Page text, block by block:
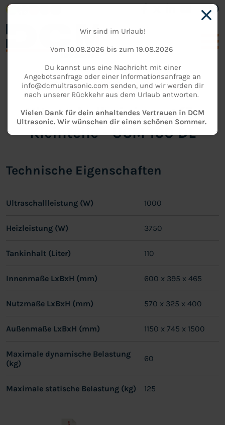
INDUSTRIELLE REINIGUNG-DL-SERIE
Ultraschallreinigung für
Kleinteile - UCM 100 DL
Technische Eigenschaften
Ultraschallleistung (W) 1000
Heizleistung (W) 3750
Tankinhalt (Liter) 110
Innenmaße LxBxH (mm) 600 x 395 x 465
Nutzmaße LxBxH (mm) 570 x 325 x 400
Außenmaße LxBxH (mm) 1150 x 745 x 1500
Maximale dynamische Belastung
(kg)
60
Maximale statische Belastung (kg) 125
Wir sind im Urlaub!
Vom 10.08.2026 bis zum 19.08.2026
Du kannst uns eine Nachricht mit einer
Angebotsanfrage oder einer Informationsanfrage an
info@dcmultrasonic.com senden, und wir werden dir
nach unserer Rückkehr aus dem Urlaub antworten.
Vielen Dank für dein anhaltendes Vertrauen in DCM
Ultrasonic. Wir wünschen dir einen schönen Sommer.